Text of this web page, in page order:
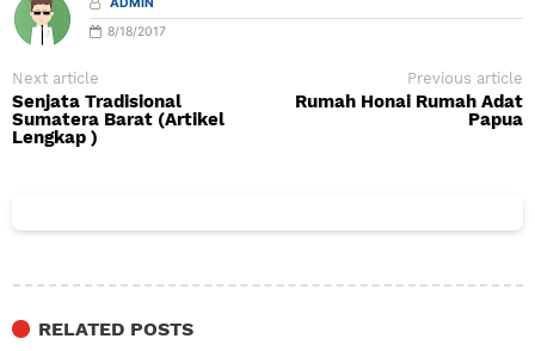
8/18/2017
Next article
Senjata Tradisional
Sumatera Barat (Artikel
Lengkap )
Previous article
Rumah Honai Rumah Adat
Papua
RELATED POSTS